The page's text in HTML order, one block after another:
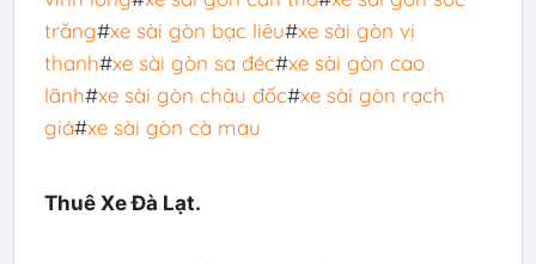
trăng#xe sài gòn bạc liêu#xe sài gòn vị
thanh#xe sài gòn sa đéc#xe sài gòn cao
lãnh#xe sài gòn châu đốc#xe sài gòn rạch
giá#xe sài gòn cà mau
Thuê Xe Đà Lạt.